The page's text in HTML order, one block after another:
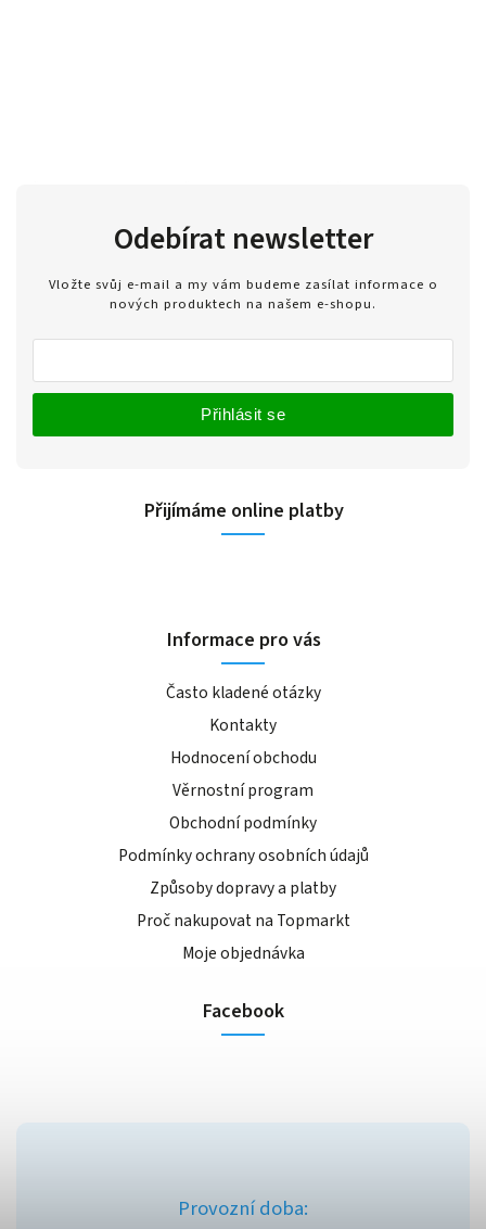
Odebírat newsletter
Vložte svůj e-mail a my vám budeme zasílat informace o
nových produktech na našem e-shopu.
Přihlásit se
Přijímáme online platby
Informace pro vás
Často kladené otázky
Kontakty
Hodnocení obchodu
Věrnostní program
Obchodní podmínky
Podmínky ochrany osobních údajů
Způsoby dopravy a platby
Proč nakupovat na Topmarkt
Moje objednávka
Facebook